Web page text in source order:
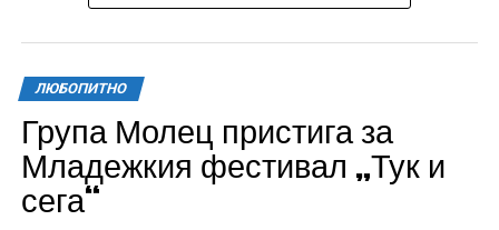
порезна рана на петия пръст на дясната ръка,
довела до разстройство на здравето, неопасно за
За извършеното престъпление 37-годишният бе
осъден с наложено наказание 1 година и 8 месеца
лишаване от свобода, чието изпълнение бб отложено
за срок от 4 години и 6 месеца.
ЛЮБОПИТНО
Група Молец пристига за
Младежкия фестивал „Тук и
сега“